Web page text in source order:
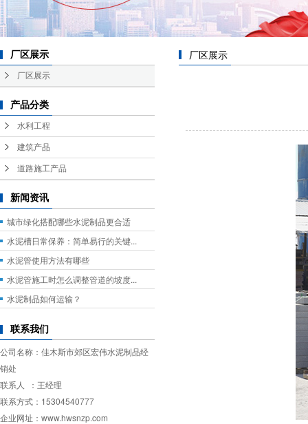
厂区展示
厂区展示
产品分类
水利工程
建筑产品
道路施工产品
新闻资讯
城市绿化搭配哪些水泥制品更合适
水泥槽日常保养：简单易行的关键...
水泥管使用方法有哪些
水泥管施工时怎么调整管道的坡度...
水泥制品如何运输？
联系我们
公司名称：佳木斯市郊区宏伟水泥制品经
销处
联系人 ：王经理
联系方式：15304540777
企业网址：www.hwsnzp.com
厂区展示